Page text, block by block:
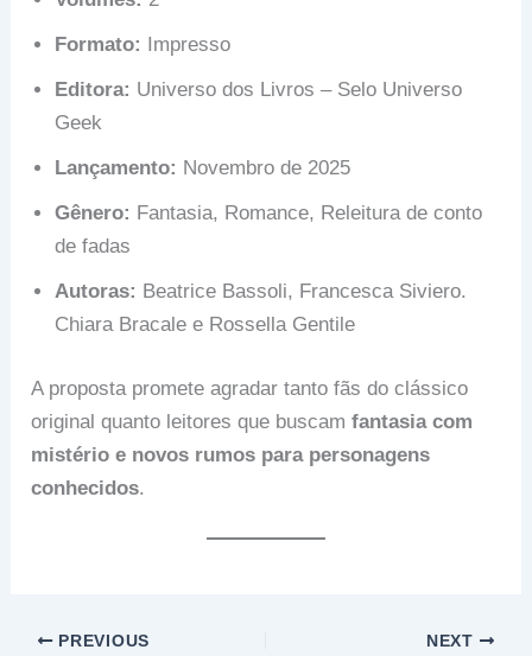
Formato:
Impresso
Editora: Universo dos Livros – Selo Universo
Geek
Lançamento: Novembro de 2025
Gênero: Fantasia, Romance, Releitura de conto
de fadas
Autoras: Beatrice Bassoli, Francesca Siviero.
Chiara Bracale e Rossella Gentile
A proposta promete agradar tanto fãs do clássico
original quanto leitores que buscamfantasia com
mistério e novos rumos para personagens
conhecidos.
PREVIOUS NEXT